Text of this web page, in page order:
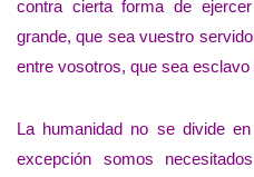
contra cierta forma de
grande, que sea vuestro
entre vosotros, que sea esclavo
La humanidad no se divide
excepción somos